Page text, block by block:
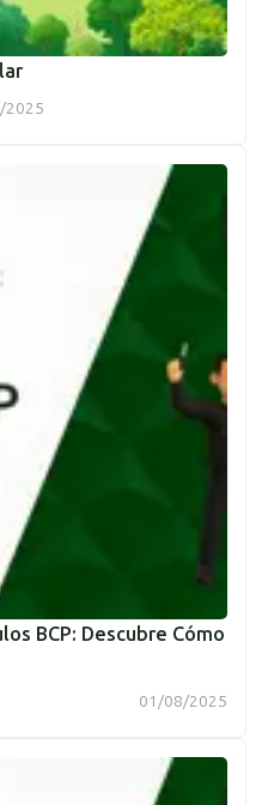
2025
BCP: Descubre Cómo
01/08/2025